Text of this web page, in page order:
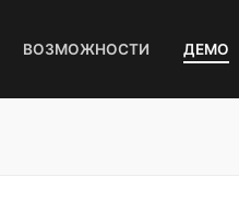
ВОЗМОЖНОСТИ ДЕМО